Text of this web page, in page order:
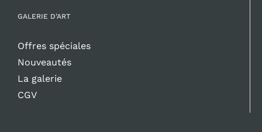
GALERIE D’ART
Offres spéciales
Nouveautés
La galerie
CGV